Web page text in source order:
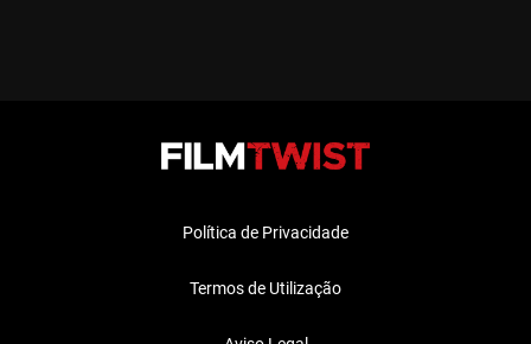
Política de Privacidade
Termos de Utilização